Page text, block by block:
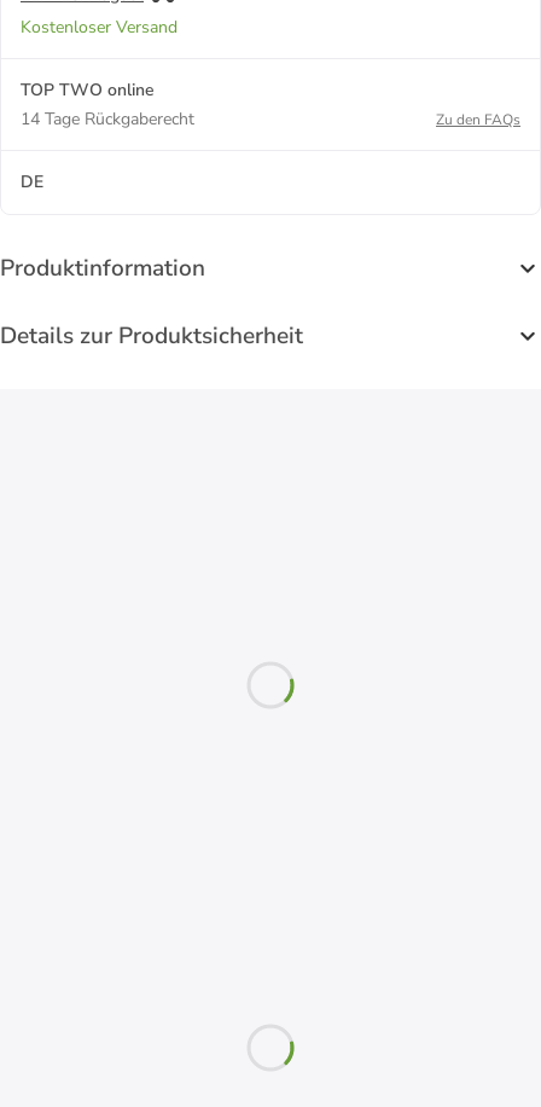
Kostenloser Versand
TOP TWO online
14 Tage Rückgaberecht
Zu den FAQs
DE
Produktinformation
Details zur Produktsicherheit